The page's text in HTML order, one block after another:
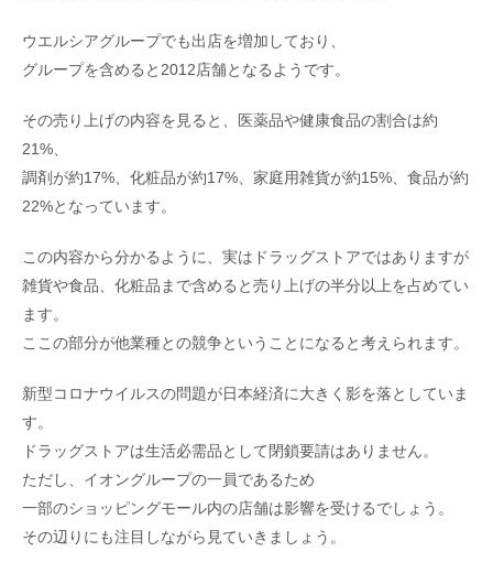
ウエルシアグループでも出店を増加しており、
グループを含めると2012店舗となるようです。
その売り上げの内容を見ると、医薬品や健康食品の割合は約
21%、
調剤が約17%、化粧品が約17%、家庭用雑貨が約15%、食品が約
22%となっています。
この内容から分かるように、実はドラッグストアではありますが
雑貨や食品、化粧品まで含めると売り上げの半分以上を占めてい
ます。
ここの部分が他業種との競争ということになると考えられます。
新型コロナウイルスの問題が日本経済に大きく影を落としていま
す。
ドラッグストアは生活必需品として閉鎖要請はありません。
ただし、イオングループの一員であるため
一部のショッピングモール内の店舗は影響を受けるでしょう。
その辺りにも注目しながら見ていきましょう。